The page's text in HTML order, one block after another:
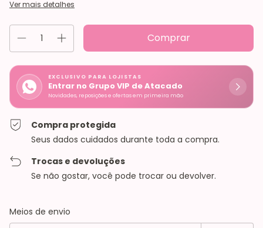
Ver mais detalhes
EXCLUSIVO PARA LOJISTAS
Entrar no Grupo VIP de Atacado
Novidades, reposições e ofertas em primeira mão
Compra protegida
Seus dados cuidados durante toda a compra.
Trocas e devoluções
Se não gostar, você pode trocar ou devolver.
Entregas para o CEP:
Meios de envio